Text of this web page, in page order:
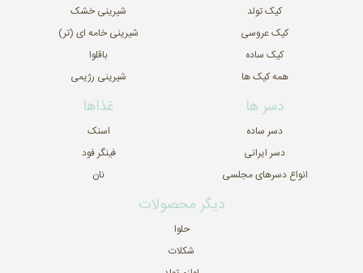
کیک تولد
کیک عروسی
کیک ساده
همه کیک ها
شیرینی خشک
شیرینی خامه ای (تر)
باقلوا
شیرینی رژیمی
دسر ها
دسر ساده
دسر ایرانی
انواع دسرهای مجلسی
غذاها
اسنک
فینگر فود
نان
دیگر محصولات
حلوا
شکلات